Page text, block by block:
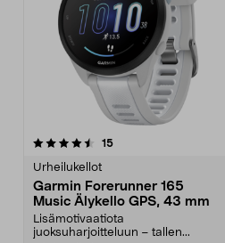
15arvostelut
Urheilukellot
Garmin Forerunner 165
Music Älykello GPS, 43 mm
Lisämotivaatiota
juoksuharjoitteluun – tallen...